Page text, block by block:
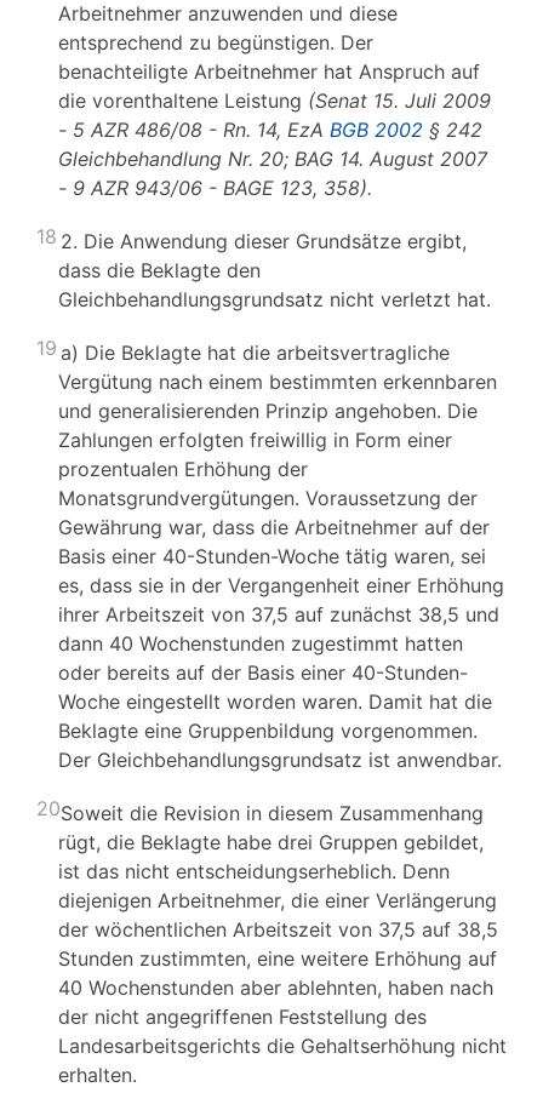
Arbeitnehmer anzuwenden und diese
entsprechend zu begünstigen. Der
benachteiligte Arbeitnehmer hat Anspruch auf
die vorenthaltene Leistung (Senat 15. Juli 2009
- 5 AZR 486/08 - Rn. 14, EzA BGB 2002 § 242
Gleichbehandlung Nr. 20; BAG 14. August 2007
- 9 AZR 943/06 - BAGE 123, 358).
18 2. Die Anwendung dieser Grundsätze ergibt,
dass die Beklagte den
Gleichbehandlungsgrundsatz nicht verletzt hat.
19 a) Die Beklagte hat die arbeitsvertragliche
Vergütung nach einem bestimmten erkennbaren
und generalisierenden Prinzip angehoben. Die
Zahlungen erfolgten freiwillig in Form einer
prozentualen Erhöhung der
Monatsgrundvergütungen. Voraussetzung der
Gewährung war, dass die Arbeitnehmer auf der
Basis einer 40-Stunden-Woche tätig waren, sei
es, dass sie in der Vergangenheit einer Erhöhung
ihrer Arbeitszeit von 37,5 auf zunächst 38,5 und
dann 40 Wochenstunden zugestimmt hatten
oder bereits auf der Basis einer 40-Stunden-
Woche eingestellt worden waren. Damit hat die
Beklagte eine Gruppenbildung vorgenommen.
Der Gleichbehandlungsgrundsatz ist anwendbar.
20Soweit die Revision in diesem Zusammenhang
rügt, die Beklagte habe drei Gruppen gebildet,
ist das nicht entscheidungserheblich. Denn
diejenigen Arbeitnehmer, die einer Verlängerung
der wöchentlichen Arbeitszeit von 37,5 auf 38,5
Stunden zustimmten, eine weitere Erhöhung auf
40 Wochenstunden aber ablehnten, haben nach
der nicht angegriffenen Feststellung des
Landesarbeitsgerichts die Gehaltserhöhung nicht
erhalten.